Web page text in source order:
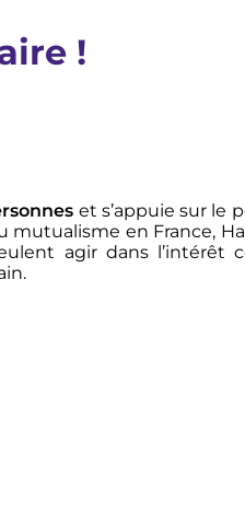
!
et s’appuie sur le
en France,
agir dans l’intérêt